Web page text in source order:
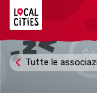
Tutte le